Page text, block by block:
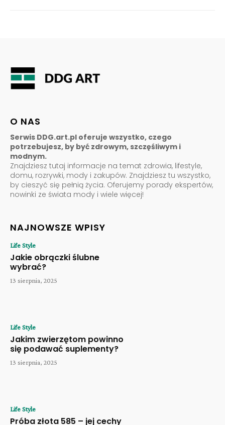
O NAS
Serwis DDG.art.pl oferuje wszystko, czego
potrzebujesz, by być zdrowym, szczęśliwym i
modnym.
Znajdziesz tutaj informacje na temat zdrowia, lifestyle,
domu, rozrywki, mody i zakupów. Znajdziesz tu wszystko,
by cieszyć się pełnią życia. Oferujemy porady ekspertów,
nowinki ze świata mody i wiele więcej!
NAJNOWSZE WPISY
Life Style
Jakie obrączki ślubne
wybrać?
13 sierpnia, 2025
Life Style
Jakim zwierzętom powinno
się podawać suplementy?
13 sierpnia, 2025
Life Style
Próba złota 585 – jej cechy